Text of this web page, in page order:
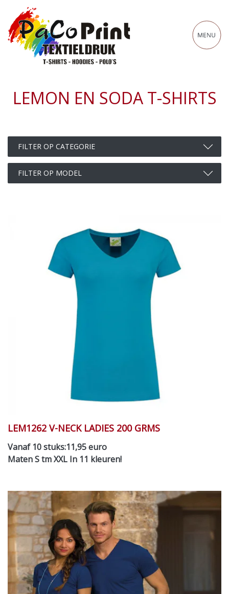
LEMON EN SODA T-SHIRTS
Filter op categorie
FILTER OP CATEGORIE
Filter op model
FILTER OP MODEL
LEM1262 V-NECK LADIES 200 GRMS
Vanaf 10 stuks:11,95 euro
Maten S tm XXL In 11 kleuren!